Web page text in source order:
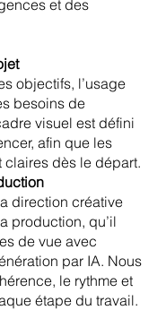
et des
objectifs, l’usage
besoins de
visuel est défini
afin que les
claires dès le départ.
direction créative
production, qu’il
de vue avec
par IA. Nous
le rythme et
étape du travail.